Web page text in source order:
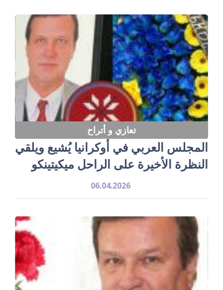
تعازي و أتراح
‏المجلس العربي في أوكرانيا يُشيع ويلقي
النظرة الأخيرة على الراحل ميكيتينكو
06.04.2026